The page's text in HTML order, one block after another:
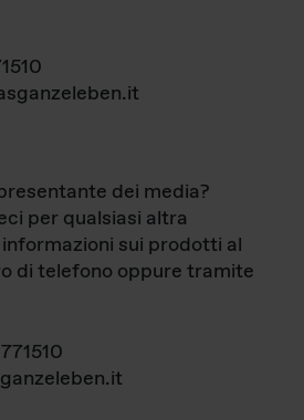
dei media?
per qualsiasi altra
sui prodotti al
di telefono oppure tramite